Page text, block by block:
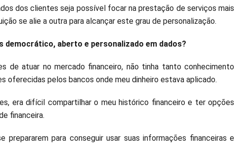
dos clientes seja possível focar na prestação de serviços mais
se alie a outra para alcançar este grau de personalização.
democrático, aberto e personalizado em dados?
de atuar no mercado financeiro, não tinha tanto conhecimento
pelos bancos onde meu dinheiro estava aplicado.
era difícil compartilhar o meu histórico financeiro e ter opções
financeira.
para conseguir usar suas informações financeiras e